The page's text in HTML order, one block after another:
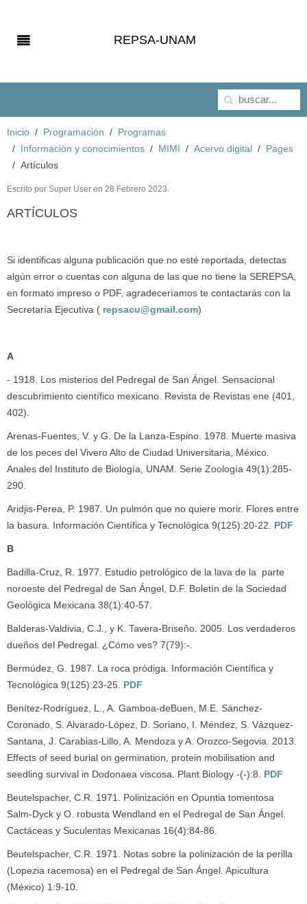
REPSA-UNAM
Inicio Programación
Programas
Información y conocimientos
MIMI Acervo digital
Pages
Artículos
Escrito por Super User en 28 Febrero 2023.
ARTÍCULOS
Si identificas alguna publicación que no esté reportada, detectas
algún error o cuentas con alguna de las que no tiene la SEREPSA,
en formato impreso o PDF, agradeceríamos te contactarás con la
Secretaría Ejecutiva ( repsacu@gmail.com)
A
- 1918. Los misterios del Pedregal de San Ángel. Sensacional
descubrimiento científico mexicano. Revista de Revistas ene (401,
402).
Arenas-Fuentes, V. y G. De la Lanza-Espino. 1978. Muerte masiva
de los peces del Vivero Alto de Ciudad Universitaria, México.
Anales del Instituto de Biología, UNAM. Serie Zoología 49(1):285-
290.
Aridjis-Perea, P. 1987. Un pulmón que no quiere morir. Flores entre
la basura. Información Científica y Tecnológica 9(125):20-22. PDF
B
Badilla-Cruz, R. 1977. Estudio petrológico de la lava de la parte
noroeste del Pedregal de San Ángel, D.F. Boletín de la Sociedad
Geológica Mexicana 38(1):40-57.
Balderas-Valdivia, C.J., y K. Tavera-Briseño. 2005. Los verdaderos
dueños del Pedregal. ¿Cómo ves? 7(79):-.
Bermúdez, G. 1987. La roca pródiga. Información Científica y
Tecnológica 9(125):23-25. PDF
Benítez-Rodríguez, L., A. Gamboa-deBuen, M.E. Sánchez-
Coronado, S. Alvarado-López, D. Soriano, I. Méndez, S. Vázquez-
Santana, J. Carabias-Lillo, A. Mendoza y A. Orozco-Segovia. 2013.
Effects of seed burial on germination, protein mobilisation and
seedling survival in Dodonaea viscosa. Plant Biology -(-):8. PDF
Beutelspacher, C.R. 1971. Polinización en Opuntia tomentosa
Salm-Dyck y O. robusta Wendland en el Pedregal de San Ángel.
Cactáceas y Suculentas Mexicanas 16(4):84-86.
Beutelspacher, C.R. 1971. Notas sobre la polinización de la perilla
(Lopezia racemosa) en el Pedregal de San Ángel. Apicultura
(México) 1:9-10.